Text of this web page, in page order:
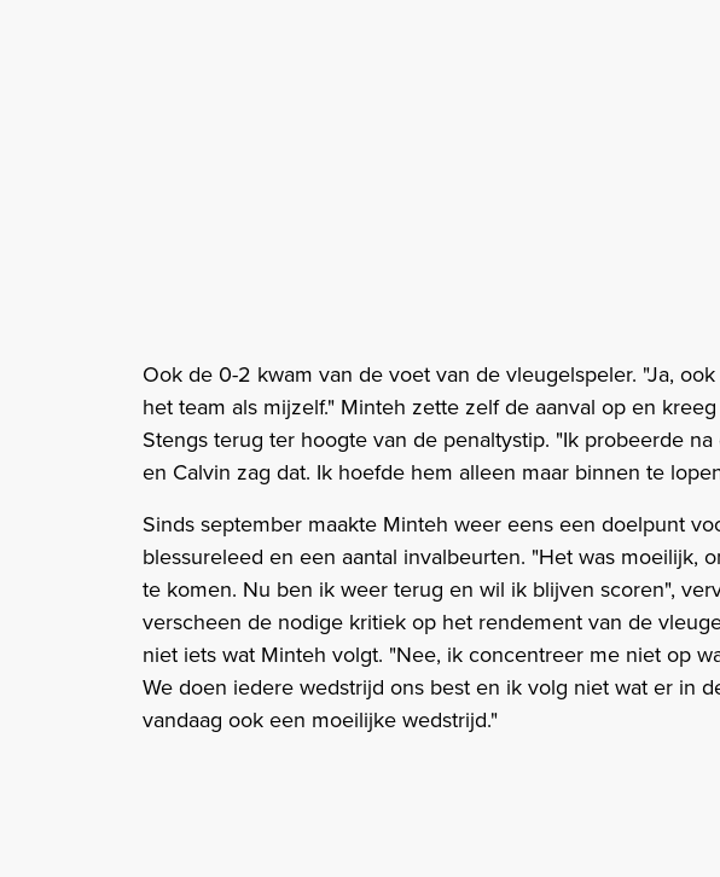
Ook de 0-2 kwam van de voet van de vleugelspeler. "Ja,
het team als mijzelf." Minteh zette zelf de aanval op en
Stengs terug ter hoogte van de penaltystip. "Ik probeerde
en Calvin zag dat. Ik hoefde hem alleen maar binnen te
Sinds september maakte Minteh weer eens een doelpunt
blessureleed en een aantal invalbeurten. "Het was moeilijk,
te komen. Nu ben ik weer terug en wil ik blijven scoren",
verscheen de nodige kritiek op het rendement van de
niet iets wat Minteh volgt. "Nee, ik concentreer me niet op
We doen iedere wedstrijd ons best en ik volg niet wat er in
vandaag ook een moeilijke wedstrijd."